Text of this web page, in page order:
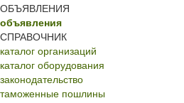
ОБЪЯВЛЕНИЯ
объявления
СПРАВОЧНИК
каталог организаций
каталог оборудования
законодательство
таможенные пошлины